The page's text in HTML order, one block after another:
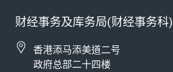
财经事务及库务局(财经事务科)
香港添马添美道二号
政府总部二十四楼